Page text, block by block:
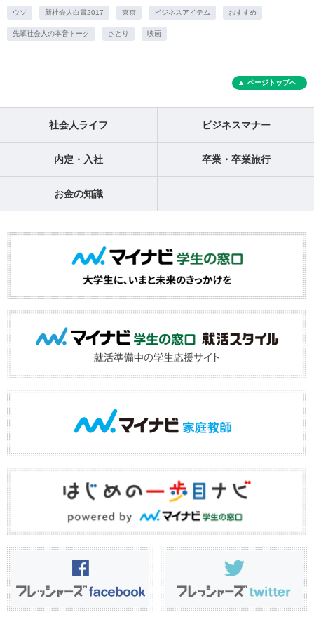
ウソ 新社会人白書2017 東京 ビジネスアイテム おすすめ
先輩社会人の本音トーク さとり 映画
ページトップへ
社会人ライフ ビジネスマナー
内定・入社 卒業・卒業旅行
お金の知識